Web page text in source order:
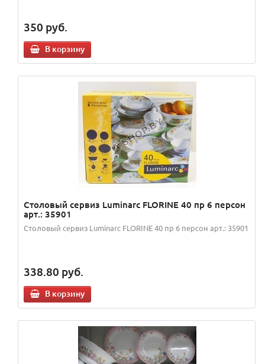
350 руб.
В корзину
Столовый сервиз Luminarc FLORINE 40 пр 6 персон
арт.: 35901
Столовый сервиз Luminarc FLORINE 40 пр 6 персон арт.: 35901
338.80 руб.
В корзину